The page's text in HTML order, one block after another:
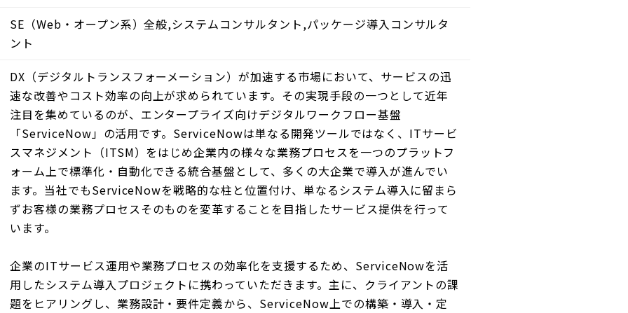
SE（Web・オープン系）全般,システムコンサルタント,パッケージ導入コンサルタ
ント
DX（デジタルトランスフォーメーション）が加速する市場において、サービスの迅
速な改善やコスト効率の向上が求められています。その実現手段の一つとして近年
注目を集めているのが、エンタープライズ向けデジタルワークフロー基盤
「ServiceNow」の活用です。ServiceNowは単なる開発ツールではなく、ITサービ
スマネジメント（ITSM）をはじめ企業内の様々な業務プロセスを一つのプラットフ
ォーム上で標準化・自動化できる統合基盤として、多くの大企業で導入が進んでい
ます。当社でもServiceNowを戦略的な柱と位置付け、単なるシステム導入に留まら
ずお客様の業務プロセスそのものを変革することを目指したサービス提供を行って
います。
企業のITサービス運用や業務プロセスの効率化を支援するため、ServiceNowを活
用したシステム導入プロジェクトに携わっていただきます。主に、クライアントの課
題をヒアリングし、業務設計・要件定義から、ServiceNow上での構築・導入・定